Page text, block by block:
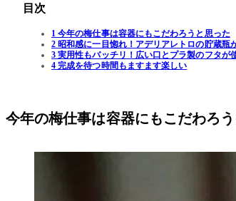
目次
1 今年の梅仕事は容器にもこだわろうと思った
2 昭和感に一目惚れ！アデリアレトロの貯蔵瓶
3 実用性もバッチリ！広い口とプラ製のフタが
4 完成を待つ時間もますます楽しい
今年の梅仕事は容器にもこだわろ